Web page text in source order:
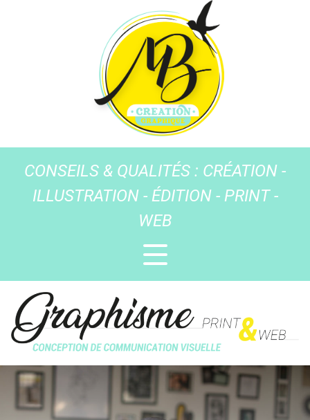
CONSEILS & QUALITÉS : CRÉATION -
ILLUSTRATION - ÉDITION - PRINT -
WEB